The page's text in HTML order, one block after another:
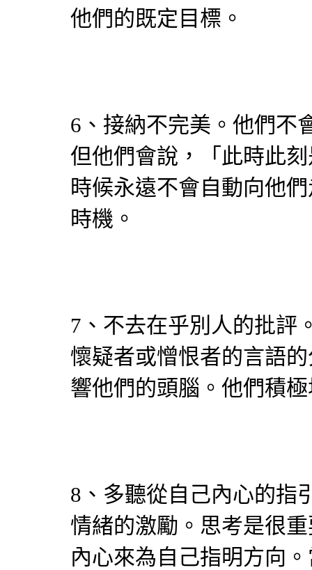
他們的既定目標。
6、接納不完美。他們不
但他們會說，「此時此
時候永遠不會自動向他
時機。
7、不去在乎別人的批評
懷疑者或憎恨者的言語
響他們的頭腦。他們積
8、多聽從自己內心的指
情緒的激勵。思考是很
內心來為自己指明方向